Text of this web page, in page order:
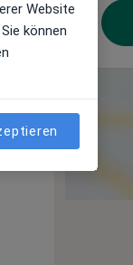
Website
können